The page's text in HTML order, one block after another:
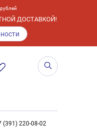
ДОСТАВКОЙ!
(391) 220-08-02